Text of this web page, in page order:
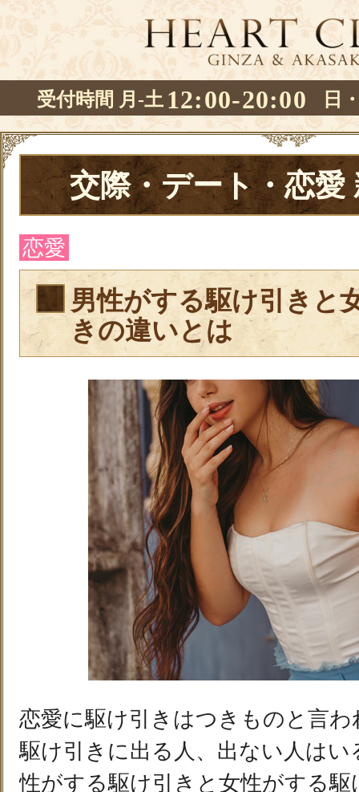
受付時間 月-土 12:00-20:00 日
交際・デート・恋愛
恋愛
男性がする駆け引きと
きの違いとは
恋愛に駆け引きはつきものと言わ
駆け引きに出る人、出ない人は
性がする駆け引きと女性がする